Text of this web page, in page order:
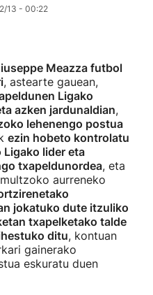
13 - 00:22
Meazza futbol
, astearte gauean,
Ligako
azken jardunaldian,
lehenengo postua
ezin hobeto kontrolatu
Ligako lider eta
txapeldunordea, eta
aurreneko
jokatuko dute itzuliko
txapelketako talde
ditu, kontuan
gainerako
eskuratu duen